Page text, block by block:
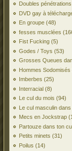
Doubles pénétrations
DVD gay à
En groupe (48)
fesses musclées
Fist Fucking (5)
Godes / Toys (53)
Grosses Queues
Hommes Sodomisés
Imberbes (25)
Interracial (8)
Le cul du mois (94)
Le cul masculin dans
Mecs en Jockstrap
Partouze dans ton
Petits minets (31)
Poilus (14)